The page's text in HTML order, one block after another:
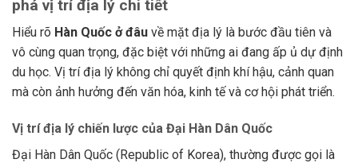
phá vị trí địa lý chi tiết
Hiểu rõ Hàn Quốc ở đâu về mặt địa lý là bước đầu tiên và
vô cùng quan trọng, đặc biệt với những ai đang ấp ủ dự định
du học. Vị trí địa lý không chỉ quyết định khí hậu, cảnh quan
mà còn ảnh hưởng đến văn hóa, kinh tế và cơ hội phát triển.
Vị trí địa lý chiến lược của Đại Hàn Dân Quốc
Đại Hàn Dân Quốc (Republic of Korea), thường được gọi là